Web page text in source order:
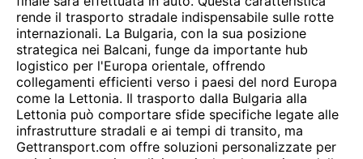
rende il trasporto stradale indispensabile sulle rotte
internazionali. La Bulgaria, con la sua posizione
strategica nei Balcani, funge da importante hub
logistico per l'Europa orientale, offrendo
collegamenti efficienti verso i paesi del nord Europa
come la Lettonia. Il trasporto dalla Bulgaria alla
Lettonia può comportare sfide specifiche legate alle
infrastrutture stradali e ai tempi di transito, ma
Gettransport.com offre soluzioni personalizzate per